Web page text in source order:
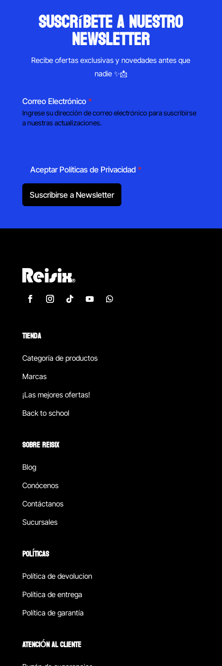
suscríbete a nuestro
newsletter
Recibe ofertas exclusivas y novedades antes que
nadie ✨📩
Correo Electrónico *
Ingrese su dirección de correo electrónico para suscribirse
a nuestras actualizaciones.
Aceptar Políticas de Privacidad *
Suscribirse a Newsletter
TIENDA
Categoría de productos
Marcas
¡Las mejores ofertas!
Back to school
SOBRE REISIX
Blog
Conócenos
Contáctanos
Sucursales
POLÍTICAS
Política de devolucion
Política de entrega
Política de garantía
ATENCIÓN AL CLIENTE